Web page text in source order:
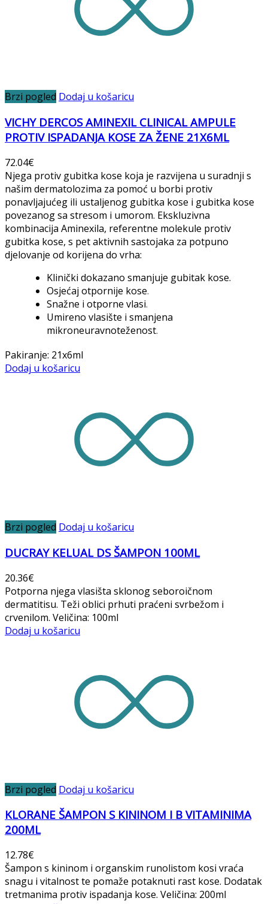
Brzi pogled Dodaj u košaricu
VICHY DERCOS AMINEXIL CLINICAL AMPULE
PROTIV ISPADANJA KOSE ZA ŽENE 21X6ML
72.04€
Njega protiv gubitka kose koja je razvijena u suradnji s
našim dermatolozima za pomoć u borbi protiv
ponavljajućeg ili ustaljenog gubitka kose i gubitka kose
povezanog sa stresom i umorom. Ekskluzivna
kombinacija Aminexila, referentne molekule protiv
gubitka kose, s pet aktivnih sastojaka za potpuno
djelovanje od korijena do vrha:
Klinički dokazano smanjuje gubitak kose.
Osjećaj otpornije kose.
Snažne i otporne vlasi.
Umireno vlasište i smanjena
mikroneuravnoteženost.
Pakiranje: 21x6ml
Dodaj u košaricu
Brzi pogled Dodaj u košaricu
DUCRAY KELUAL DS ŠAMPON 100ML
20.36€
Potporna njega vlasišta sklonog seboroičnom
dermatitisu. Teži oblici prhuti praćeni svrbežom i
crvenilom. Veličina: 100ml
Dodaj u košaricu
Brzi pogled Dodaj u košaricu
KLORANE ŠAMPON S KININOM I B VITAMINIMA
200ML
12.78€
Šampon s kininom i organskim runolistom kosi vraća
snagu i vitalnost te pomaže potaknuti rast kose. Dodatak
tretmanima protiv ispadanja kose. Veličina: 200ml